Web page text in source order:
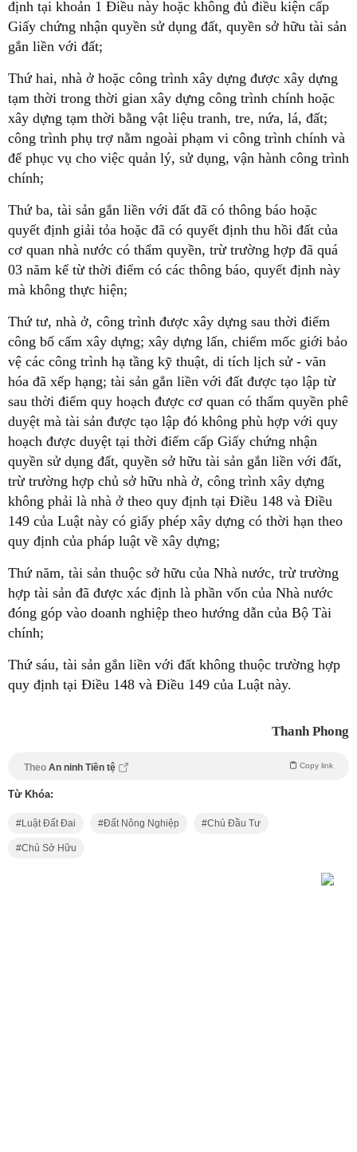
định tại khoản 1 Điều này hoặc không đủ điều kiện cấp
Giấy chứng nhận quyền sử dụng đất, quyền sở hữu tài sản
gắn liền với đất;
Thứ hai, nhà ở hoặc công trình xây dựng được xây dựng
tạm thời trong thời gian xây dựng công trình chính hoặc
xây dựng tạm thời bằng vật liệu tranh, tre, nứa, lá, đất;
công trình phụ trợ nằm ngoài phạm vi công trình chính và
để phục vụ cho việc quản lý, sử dụng, vận hành công trình
chính;
Thứ ba, tài sản gắn liền với đất đã có thông báo hoặc
quyết định giải tỏa hoặc đã có quyết định thu hồi đất của
cơ quan nhà nước có thẩm quyền, trừ trường hợp đã quá
03 năm kể từ thời điểm có các thông báo, quyết định này
mà không thực hiện;
Thứ tư, nhà ở, công trình được xây dựng sau thời điểm
công bố cấm xây dựng; xây dựng lấn, chiếm mốc giới bảo
vệ các công trình hạ tầng kỹ thuật, di tích lịch sử - văn
hóa đã xếp hạng; tài sản gắn liền với đất được tạo lập từ
sau thời điểm quy hoạch được cơ quan có thẩm quyền phê
duyệt mà tài sản được tạo lập đó không phù hợp với quy
hoạch được duyệt tại thời điểm cấp Giấy chứng nhận
quyền sử dụng đất, quyền sở hữu tài sản gắn liền với đất,
trừ trường hợp chủ sở hữu nhà ở, công trình xây dựng
không phải là nhà ở theo quy định tại Điều 148 và Điều
149 của Luật này có giấy phép xây dựng có thời hạn theo
quy định của pháp luật về xây dựng;
Thứ năm, tài sản thuộc sở hữu của Nhà nước, trừ trường
hợp tài sản đã được xác định là phần vốn của Nhà nước
đóng góp vào doanh nghiệp theo hướng dẫn của Bộ Tài
chính;
Thứ sáu, tài sản gắn liền với đất không thuộc trường hợp
quy định tại Điều 148 và Điều 149 của Luật này.
Thanh Phong
Theo An ninh Tiền tệ Copy link
Từ Khóa:
Luật Đất Đai Đất Nông Nghiệp Chủ Đầu Tư
Chủ Sở Hữu